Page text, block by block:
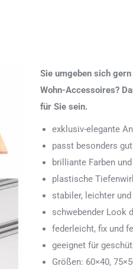
Sie umgeben sich
Wohn-Accessoires?
für Sie sein.
exklusiv-elegante
passt besonders
brilliante Farben
plastische
stabiler, leichter
schwebender Look
federleicht, fix und
geeignet für
Größen: 60×40,